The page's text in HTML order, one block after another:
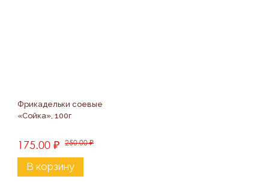
Фрикадельки соевые
«Сойка», 100г
175.00 ₽ 250.00₽
В корзину